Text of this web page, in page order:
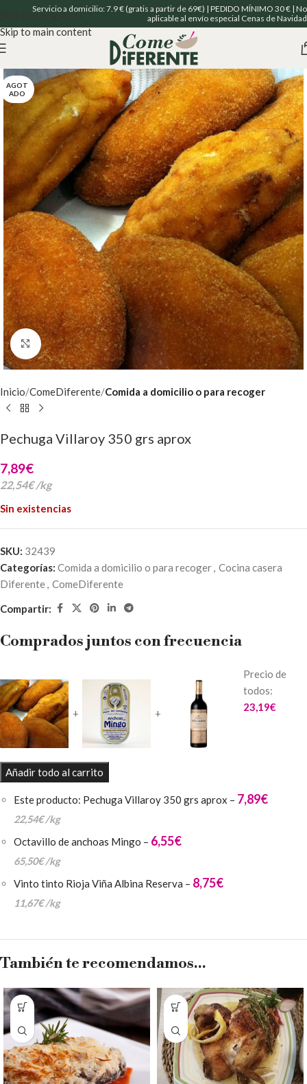
Skip to navigation
Skip to main content
Servicio a domicilio: 7.9 € (gratis a partir de 69€) | PEDIDO MÍNIMO 30 € | No
aplicable al envío especial Cenas de Navidad
AGOT
ADO
Clic para ampliar
Inicio ComeDiferente Comida a domicilio o para recoger
Pechuga Villaroy 350 grs aprox
7,89€
22,54€ /kg
Sin existencias
SKU: 32439
Categorías: Comida a domicilio o para recoger, Cocina casera
Diferente, ComeDiferente
Compartir:
Comprados juntos con frecuencia
+ +
Precio de
todos:
23,19€
Añadir todo al carrito
Este producto: Pechuga Villaroy 350 grs aprox – 7,89€
22,54€ /kg
Octavillo de anchoas Mingo – 6,55€
65,50€ /kg
Vinto tinto Rioja Viña Albina Reserva – 8,75€
11,67€ /kg
También te recomendamos…